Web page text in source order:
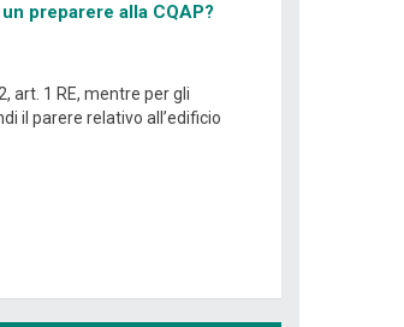
preparere alla CQAP?
art. 1 RE, mentre per gli
il parere relativo all’edificio